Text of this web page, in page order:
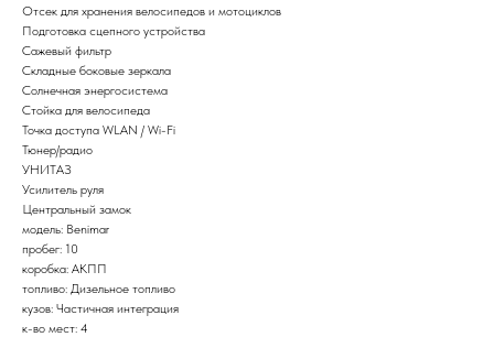
Отсек для хранения велосипедов и мотоциклов
Подготовка сцепного устройства
Сажевый фильтр
Складные боковые зеркала
Солнечная энергосистема
Стойка для велосипеда
Точка доступа WLAN / Wi-Fi
Тюнер/радио
УНИТАЗ
Усилитель руля
Центральный замок
модель: Benimar
пробег: 10
коробка: АКПП
топливо: Дизельное топливо
кузов: Частичная интеграция
к-во мест: 4